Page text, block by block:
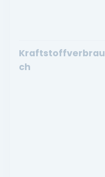
Kraftstoffverbrau
ch